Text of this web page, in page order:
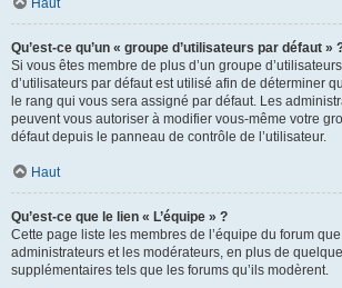
Haut
Qu’est-ce qu’un « groupe d’utilisateurs par défaut »
Si vous êtes membre de plus d’un groupe
d’utilisateurs par défaut est utilisé afin de déterminer
le rang qui vous sera assigné par défaut. Les
peuvent vous autoriser à modifier vous-même votre
défaut depuis le panneau de contrôle de l’utilisateur.
Haut
Qu’est-ce que le lien « L’équipe » ?
Cette page liste les membres de l’équipe du forum
administrateurs et les modérateurs, en plus de
supplémentaires tels que les forums qu’ils modèrent.